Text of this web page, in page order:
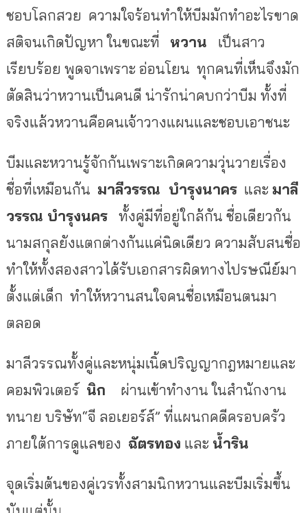
ชอบโลกสวย ความใจร้อนทำให้บีมมักทำอะไรขาด
สติจนเกิดปัญหา ในขณะที่
หวาน
เป็นสาว
เรียบร้อย พูดจาเพราะ อ่อนโยน ทุกคนที่เห็นจึงมัก
ตัดสินว่าหวานเป็นคนดี น่ารักน่าคบกว่าบีม ทั้งที่
จริงแล้วหวานคือคนเจ้าวางแผนและชอบเอาชนะ
บีมและหวานรู้จักกันเพราะเกิดความวุ่นวายเรื่อง
ชื่อที่เหมือนกัน มาลีวรรณ บำรุงนาคร และ มาลี
วรรณ บำรุงนคร
ทั้งคู่มีที่อยู่ใกล้กัน ชื่อเดียวกัน
นามสกุลยังแตกต่างกันแค่นิดเดียว ความสับสนชื่อ
ทำให้ทั้งสองสาวได้รับเอกสารผิดทางไปรษณีย์มา
ตั้งแต่เด็ก ทำให้หวานสนใจคนชื่อเหมือนตนมา
ตลอด
มาลีวรรณทั้งคู่และหนุ่มเนิ้ดปริญญากฎหมายและ
คอมพิวเตอร์ นิก
ผ่านเข้าทำงาน ในสำนักงาน
ทนาย บริษัท“จี ลอเยอร์ส์” ที่แผนกคดีครอบครัว
ภายใต้การดูแลของ ฉัตรทอง และ น้ำริน
จุดเริ่มต้นของคู่เวรทั้งสามนิกหวานและบีมเริ่มขึ้น